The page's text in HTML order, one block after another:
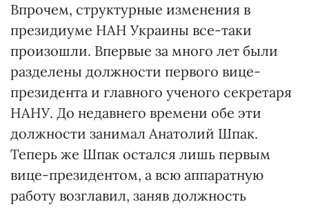
Впрочем, структурные изменения в
президиуме НАН Украины все-таки
произошли. Впервые за много лет были
разделены должности первого вице-
президента и главного ученого секретаря
НАНУ. До недавнего времени обе эти
должности занимал Анатолий Шпак.
Теперь же Шпак остался лишь первым
вице-президентом, а всю аппаратную
работу возглавил, заняв должность